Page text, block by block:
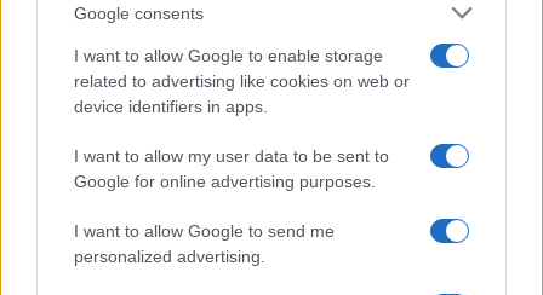
Google consents
I want to allow Google to enable storage
related to advertising like cookies on web or
device identifiers in apps.
I want to allow my user data to be sent to
Google for online advertising purposes.
I want to allow Google to send me
personalized advertising.
Funkciók
Brand
Pro - emelt szintû és
felszereltségû változat!
Limited Edition Nincs
N/A = Nincs adat. Legutóbbi frissítés: 2026-07-13 19:00:00